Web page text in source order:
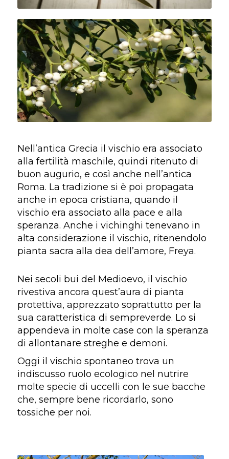
Nell’antica Grecia il vischio era associato
alla fertilità maschile, quindi ritenuto di
buon augurio, e così anche nell’antica
Roma. La tradizione si è poi propagata
anche in epoca cristiana, quando il
vischio era associato alla pace e alla
speranza. Anche i vichinghi tenevano in
alta considerazione il vischio, ritenendolo
pianta sacra alla dea dell’amore, Freya.
Nei secoli bui del Medioevo, il vischio
rivestiva ancora quest’aura di pianta
protettiva, apprezzato soprattutto per la
sua caratteristica di sempreverde. Lo si
appendeva in molte case con la speranza
di allontanare streghe e demoni.
Oggi il vischio spontaneo trova un
indiscusso ruolo ecologico nel nutrire
molte specie di uccelli con le sue bacche
che, sempre bene ricordarlo, sono
tossiche per noi.